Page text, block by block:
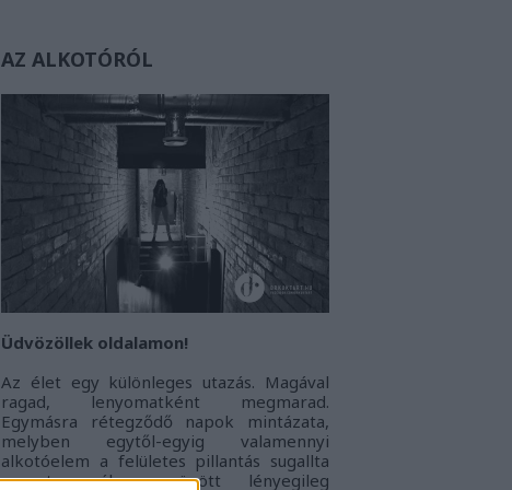
AZ ALKOTÓRÓL
Üdvözöllek oldalamon!
Az élet egy különleges utazás. Magával
ragad, lenyomatként megmarad.
Egymásra rétegződő napok mintázata,
melyben egytől-egyig valamennyi
alkotóelem a felületes pillantás sugallta
monoton álarc mögött lényegileg